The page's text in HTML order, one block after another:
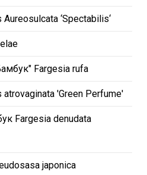
‘Spectabilis‘
Fargesia rufa
'Green Perfume'
Fargesia denudata
japonica